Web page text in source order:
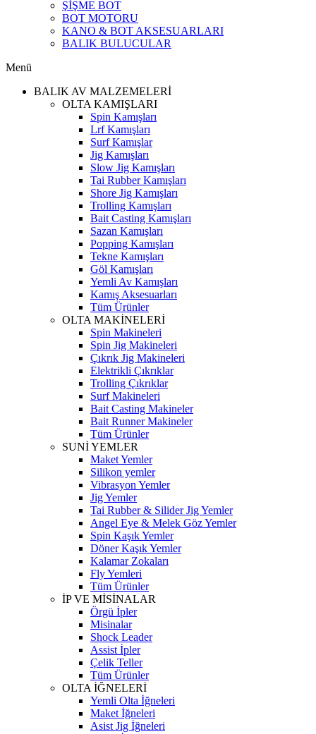
ŞİŞME BOT
BOT MOTORU
KANO & BOT AKSESUARLARI
BALIK BULUCULAR
Menü
BALIK AV MALZEMELERİ
OLTA KAMIŞLARI
Spin Kamışları
Lrf Kamışları
Surf Kamışlar
Jig Kamışları
Slow Jig Kamışları
Tai Rubber Kamışları
Shore Jig Kamışları
Trolling Kamışları
Bait Casting Kamışları
Sazan Kamışları
Popping Kamışları
Tekne Kamışları
Göl Kamışları
Yemli Av Kamışları
Kamış Aksesuarları
Tüm Ürünler
OLTA MAKİNELERİ
Spin Makineleri
Spin Jig Makineleri
Çıkrık Jig Makineleri
Elektrikli Çıkrıklar
Trolling Çıkrıklar
Surf Makineleri
Bait Casting Makineler
Bait Runner Makineler
Tüm Ürünler
SUNİ YEMLER
Maket Yemler
Silikon yemler
Vibrasyon Yemler
Jig Yemler
Tai Rubber & Silider Jig Yemler
Angel Eye & Melek Göz Yemler
Spin Kaşık Yemler
Döner Kaşık Yemler
Kalamar Zokaları
Fly Yemleri
Tüm Ürünler
İP VE MİSİNALAR
Örgü İpler
Misinalar
Shock Leader
Assist İpler
Çelik Teller
Tüm Ürünler
OLTA İĞNELERİ
Yemli Olta İğneleri
Maket İğneleri
Asist Jig İğneleri